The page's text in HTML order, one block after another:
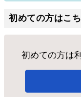
初めての方はこ
初めての方は